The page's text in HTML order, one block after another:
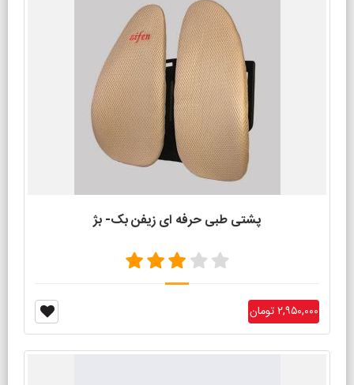
پشتی طبی حرفه ای زیفن بک- بژ
۲,۹۵۰,۰۰۰ تومان